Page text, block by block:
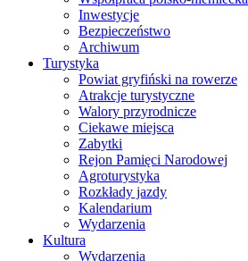
Inwestycje
Bezpieczeństwo
Archiwum
Turystyka
Powiat gryfiński na rowerze
Atrakcje turystyczne
Walory przyrodnicze
Ciekawe miejsca
Zabytki
Rejon Pamięci Narodowej
Agroturystyka
Rozkłady jazdy
Kalendarium
Wydarzenia
Kultura
Wydarzenia